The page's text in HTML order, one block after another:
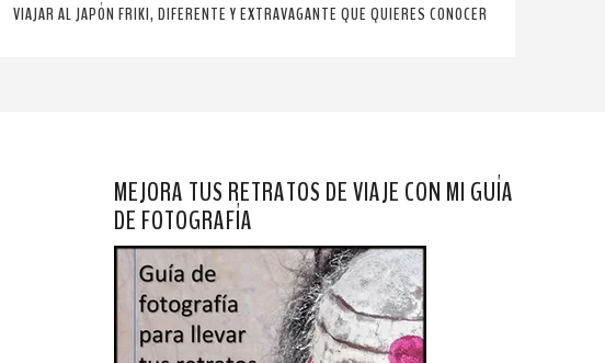
VIAJAR AL JAPÓN FRIKI, DIFERENTE Y EXTRAVAGANTE QUE QUIERES CONOCER
MEJORA TUS RETRATOS DE VIAJE CON MI GUÍA
DE FOTOGRAFÍA